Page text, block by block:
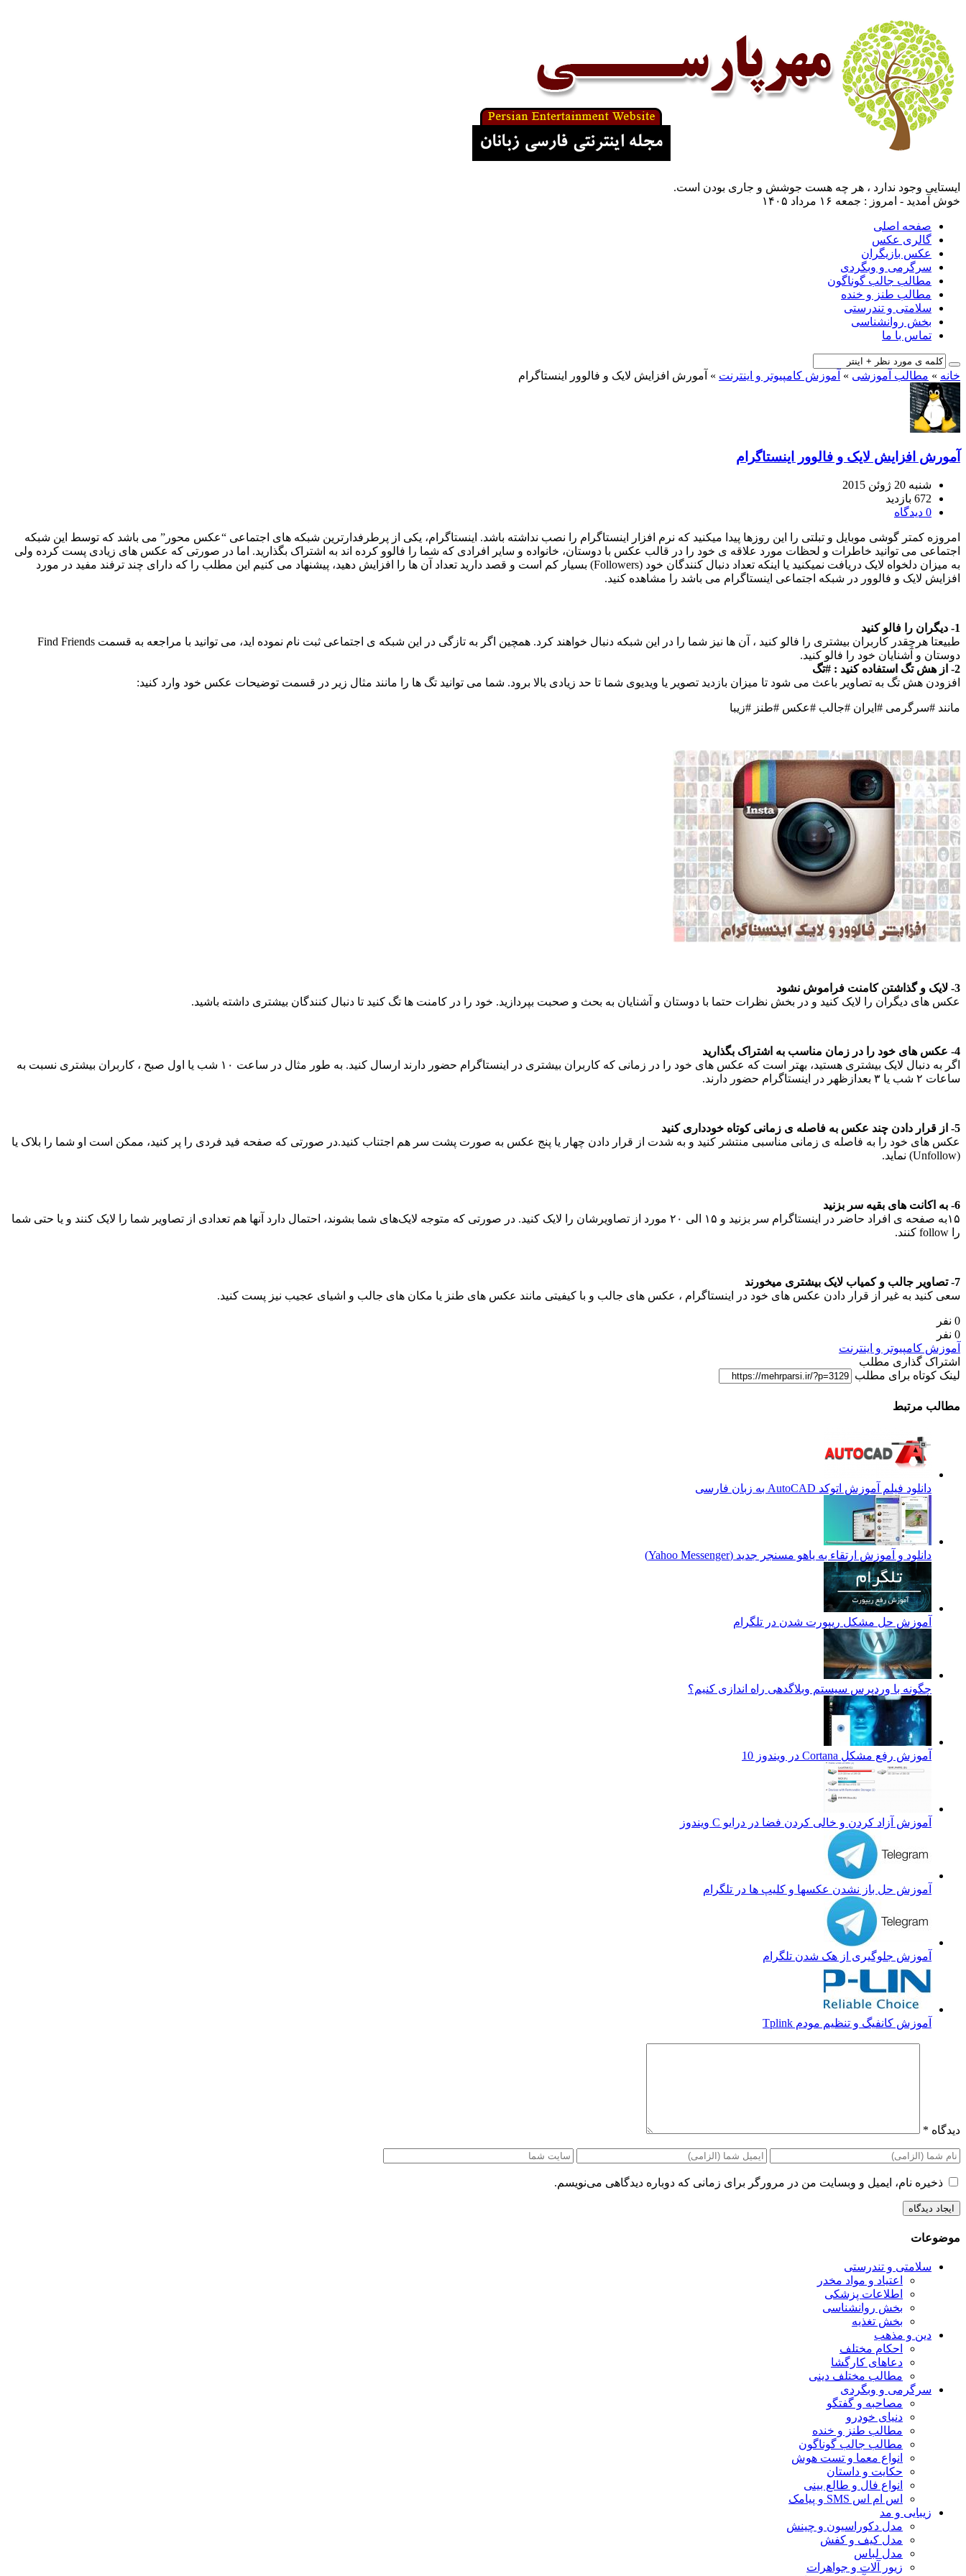
ایستایی وجود ندارد ، هر چه هست جوشش و جاری بودن است.
خوش آمدید - امروز : جمعه ۱۶ مرداد ۱۴۰۵
صفحه اصلی
گالری عکس
عکس بازیگران
سرگرمی و وبگردی
مطالب جالب گوناگون
مطالب طنز و خنده
سلامتی و تندرستی
بخش روانشناسی
تماس با ما
خانه » مطالب آموزشی » آموزش کامپیوتر و اینترنت » آمورش افزایش لایک و فالوور اینستاگرام
آمورش افزایش لایک و فالوور اینستاگرام
شنبه 20 ژوئن 2015
672 بازدید
0 دیدگاه
امروزه کمتر گوشی موبایل و تبلتی را این روزها پیدا میکنید که نرم افزار اینستاگرام را نصب نداشته باشد. اینستاگرام، یکی از پرطرفدارترین شبکه های اجتماعی “عکس محور” می باشد که توسط این شبکه
اجتماعی می توانید خاطرات و لحظات مورد علاقه ی خود را در قالب عکس با دوستان، خانواده و سایر افرادی که شما را فالوو کرده اند به اشتراک بگذارید. اما در صورتی که عکس های زیادی پست کرده ولی
به میزان دلخواه لایک دریافت نمیکنید یا اینکه تعداد دنبال کنندگان خود (Followers) بسیار کم است و قصد دارید تعداد آن ها را افزایش دهید، پیشنهاد می کنیم این مطلب را که دارای چند ترفند مفید در مورد
افزایش لایک و فالوور در شبکه اجتماعی اینستاگرام می باشد را مشاهده کنید.
1- دیگران را فالو کنید
طبیعتا هرچقدر کاربران بیشتری را فالو کنید ، آن ها نیز شما را در این شبکه دنبال خواهند کرد. همچین اگر به تازگی در این شبکه ی اجتماعی ثبت نام نموده اید، می توانید با مراجعه به قسمت Find Friends
دوستان و آشنایان خود را فالو کنید.
2- از هش تگ استفاده کنید : #تگ
افزودن هش تگ به تصاویر باعث می شود تا میزان بازدید تصویر یا ویدیوی شما تا حد زیادی بالا برود. شما می توانید تگ ها را مانند مثال زیر در قسمت توضیحات عکس خود وارد کنید:
مانند #سرگرمی #ایران #جالب #عکس #طنز #زیبا
3- لایک و گذاشتن کامنت فراموش نشود
عکس های دیگران را لایک کنید و در بخش نظرات حتما با دوستان و آشنایان به بحث و صحبت بپردازید. خود را در کامنت ها تگ کنید تا دنبال کنندگان بیشتری داشته باشید.
4- عکس های خود را در زمان مناسب به اشتراک بگذارید
اگر به دنبال لایک بیشتری هستید، بهتر است که عکس های خود را در زمانی که کاربران بیشتری در اینستاگرام حضور دارند ارسال کنید. به طور مثال در ساعت ۱۰ شب یا اول صبح ، کاربران بیشتری نسبت به
ساعات ۲ شب یا ۳ بعدازظهر در اینستاگرام حضور دارند.
5- از قرار دادن چند عکس به فاصله ی زمانی کوتاه خودداری کنید
عکس های خود را به فاصله ی زمانی مناسبی منتشر کنید و به شدت از قرار دادن چهار یا پنج عکس به صورت پشت سر هم اجتناب کنید.در صورتی که صفحه فید فردی را پر کنید، ممکن است او شما را بلاک یا
(Unfollow) نماید.
6- به اکانت های بقیه سر بزنید
۱۵به صفحه ی افراد حاضر در اینستاگرام سر بزنید و ۱۵ الی ۲۰ مورد از تصاویرشان را لایک کنید. در صورتی که متوجه لایک‌های شما بشوند، احتمال دارد آنها هم تعدادی از تصاویر شما را لایک کنند و یا حتی شما
را follow کنند.
7- تصاویر جالب و کمیاب لایک بیشتری میخورند
سعی کنید به غیر از قرار دادن عکس های خود در اینستاگرام ، عکس های جالب و با کیفیتی مانند عکس های طنز یا مکان های جالب و اشیای عجیب نیز پست کنید.
0 نفر
0 نفر
آموزش کامپیوتر و اینترنت
اشتراک گذاری مطلب
لینک کوتاه برای مطلب
مطالب مرتبط
دانلود فیلم آموزش اتوکد AutoCAD به زبان فارسی
دانلود و آموزش ارتقاء به یاهو مسنجر جدید (Yahoo Messenger)
آموزش حل مشکل ریپورت شدن در تلگرام
چگونه با وردپرس سیستم وبلاگدهی راه اندازی کنیم؟
آموزش رفع مشکل Cortana در ویندوز 10
آموزش آزاد کردن و خالی کردن فضا در درایو C ویندوز
آموزش حل باز نشدن عکسها و کلیپ ها در تلگرام
آموزش جلوگیری از هک شدن تلگرام
آموزش کانفیگ و تنظیم مودم Tplink
دیدگاه *
ذخیره نام، ایمیل و وبسایت من در مرورگر برای زمانی که دوباره دیدگاهی می‌نویسم.
موضوعات
سلامتی و تندرستی
اعتیاد و مواد مخدر
اطلاعات پزشکی
بخش روانشناسی
بخش تغذیه
دین و مذهب
احکام مختلف
دعاهای کارگشا
مطالب مختلف دینی
سرگرمی و وبگردی
مصاحبه و گفتگو
دنیای خودرو
مطالب طنز و خنده
مطالب جالب گوناگون
انواع معما و تست هوش
حکایت و داستان
انواع فال و طالع بینی
اس ام اس SMS و پیامک
زیبایی و مد
مدل دکوراسیون و چینش
مدل کیف و کفش
مدل لباس
زیور آلات و جواهرات